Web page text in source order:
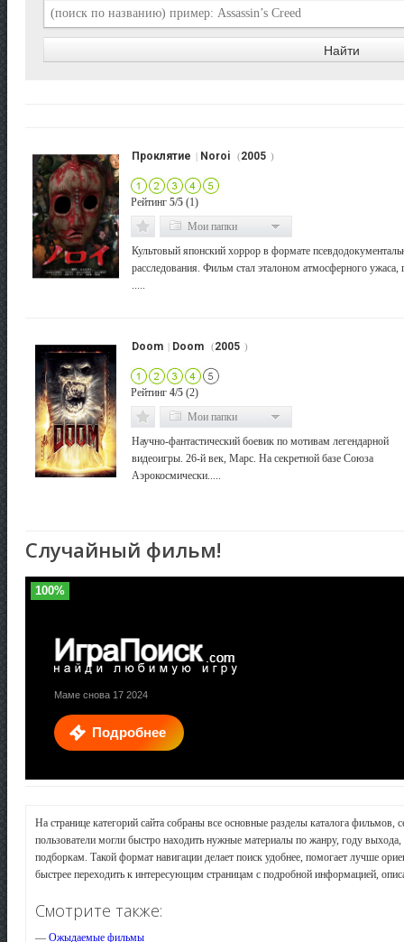
Проклятие | Noroi (2005 )
Рейтинг 5/5 (1)
Мои папки
Культовый японский хоррор в формате
расследования. Фильм стал эталоном атмосферного ужаса,
.....
Doom | Doom (2005 )
Рейтинг 4/5 (2)
Мои папки
Научно-фантастический боевик по мотивам легендарной
видеоигры. 26-й век, Марс. На секретной базе Союза
Аэрокосмически.....
Случайный фильм!
Подробнее
100%
Маме снова 17 2024
На странице категорий сайта собраны все основные разделы каталога фильмов,
пользователи могли быстро находить нужные материалы по жанру, году выхода,
подборкам. Такой формат навигации делает поиск удобнее, помогает лучше
быстрее переходить к интересующим страницам с подробной информацией,
Смотрите также:
— Ожыдаемые фильмы